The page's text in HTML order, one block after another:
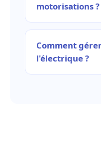
motorisations ?
Comment
l'électrique ?